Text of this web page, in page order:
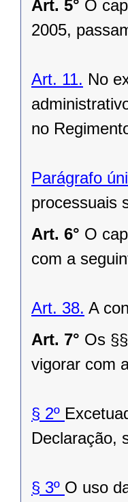
Art. 5° O
2005,
Art. 11. No
no
Parágrafo
processuais
Art. 6° O
com a
Art. 38. A
Art. 7° Os
vigorar com
§ 2º
Declaração,
§ 3º O uso